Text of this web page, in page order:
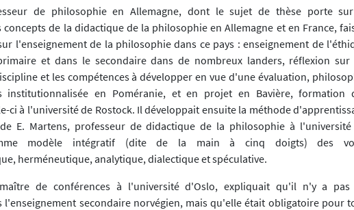
de philosophie en Allemagne, dont le sujet de thèse porte
concepts de la didactique de la philosophie en Allemagne et en France,
l'enseignement de la philosophie dans ce pays : enseignement de
et dans le secondaire dans de nombreux landers, réflexion sur
et les compétences à développer en vue d'une évaluation,
institutionnalisée en Poméranie, et en projet en Bavière, formation
ci à l'université de Rostock. Il développait ensuite la méthode
E. Martens, professeur de didactique de la philosophie à
modèle intégratif (dite de la main à cinq doigts) des
herméneutique, analytique, dialectique et spéculative.
de conférences à l'université d'Oslo, expliquait qu'il n'y a pas
l'enseignement secondaire norvégien, mais qu'elle était obligatoire pour